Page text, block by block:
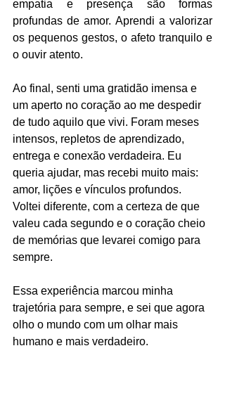
empatia e presença são formas
profundas de amor. Aprendi a valorizar
os pequenos gestos, o afeto tranquilo e
o ouvir atento.
Ao final, senti uma gratidão imensa e
um aperto no coração ao me despedir
de tudo aquilo que vivi. Foram meses
intensos, repletos de aprendizado,
entrega e conexão verdadeira. Eu
queria ajudar, mas recebi muito mais:
amor, lições e vínculos profundos.
Voltei diferente, com a certeza de que
valeu cada segundo e o coração cheio
de memórias que levarei comigo para
sempre.
Essa experiência marcou minha
trajetória para sempre, e sei que agora
olho o mundo com um olhar mais
humano e mais verdadeiro.